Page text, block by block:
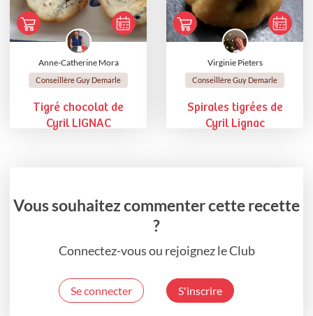
Anne-Catherine Mora
Conseillère Guy Demarle
Tigré chocolat de
Cyril LIGNAC
Virginie Pieters
Conseillère Guy Demarle
Spirales tigrées de
Cyril Lignac
Vous souhaitez commenter cette recette
?
Connectez-vous ou rejoignez le Club
Se connecter S'inscrire